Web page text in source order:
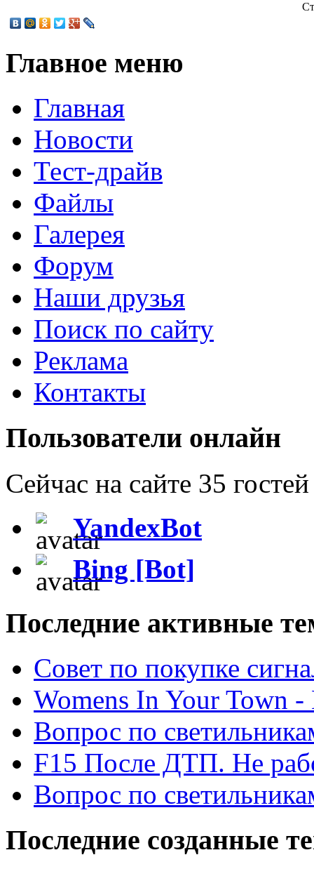
Главное меню
Главная
Новости
Тест-драйв
Файлы
Галерея
Форум
Наши друзья
Поиск по сайту
Реклама
Контакты
Пользователи онлайн
Сейчас на сайте 35
YandexBot
Bing [Bot]
Последние активные
Cовет по покупке
Womens In Your Town
Вопрос по
F15 После ДТП. Не
Вопрос по
Последние созданные